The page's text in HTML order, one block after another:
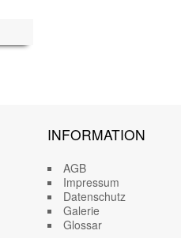
INFORMATION
AGB
Impressum
Datenschutz
Galerie
Glossar